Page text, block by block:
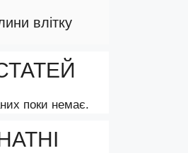
влітку
поки немає.